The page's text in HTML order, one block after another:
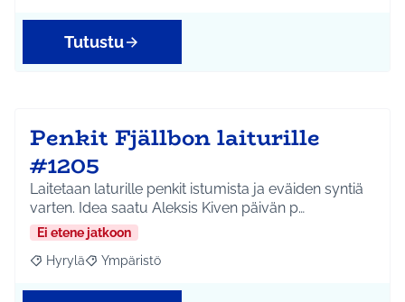
Tutustu
Penkit Fjällbon laiturille
#1205
Laitetaan laturille penkit istumista ja eväiden syntiä
varten. Idea saatu Aleksis Kiven päivän p…
Ei etene jatkoon
Rajaa tulokset aihepiirin mukaan: Hyrylä
Hyrylä Rajaa tulokset teeman mukaan: Ympäristö
Ympäristö